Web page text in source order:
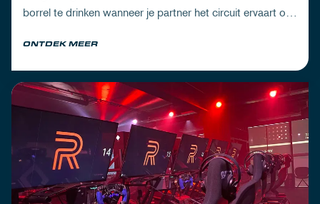
borrel te drinken wanneer je partner het circuit ervaart of
ONTDEK MEER